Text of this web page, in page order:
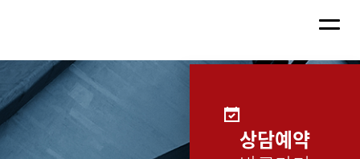
상담예약